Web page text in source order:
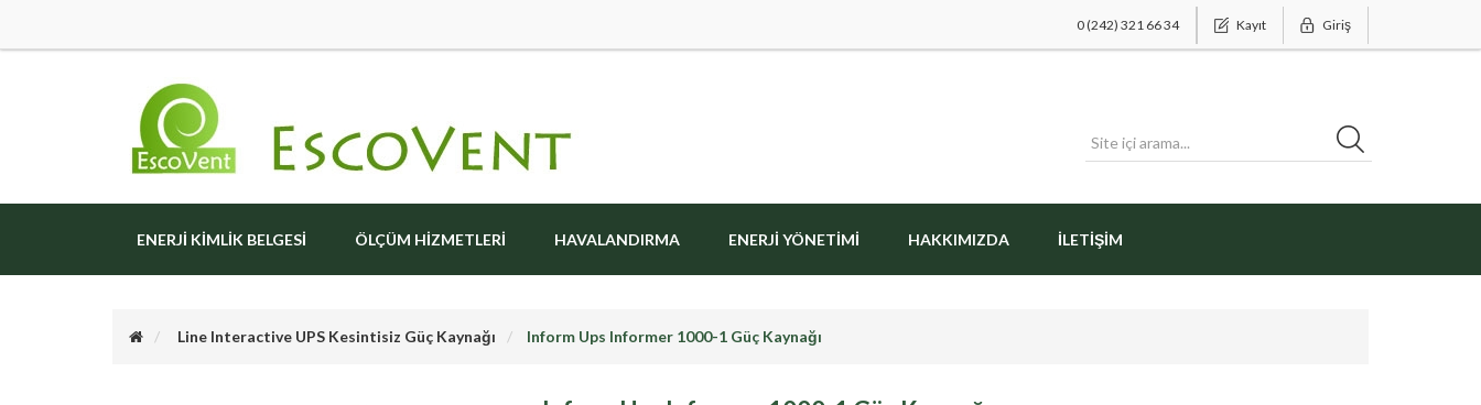
0 (242) 321 66 34 Kayıt Giriş
ENERJI KIMLIK BELGESI ÖLÇÜM HIZMETLERI HAVALANDIRMA ENERJI YÖNETIMI HAKKIMIZDA İLETIŞIM
Line Interactive UPS Kesintisiz Güç Kaynağı Inform Ups Informer 1000-1 Güç Kaynağı